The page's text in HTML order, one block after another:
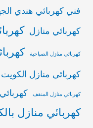
فني كهربائي هندي
كهربائي منازل
كهربائي منازل الصباحية
كهربائي منازل الكويت
كهربائي منازل المنقف
كهربائي منازل